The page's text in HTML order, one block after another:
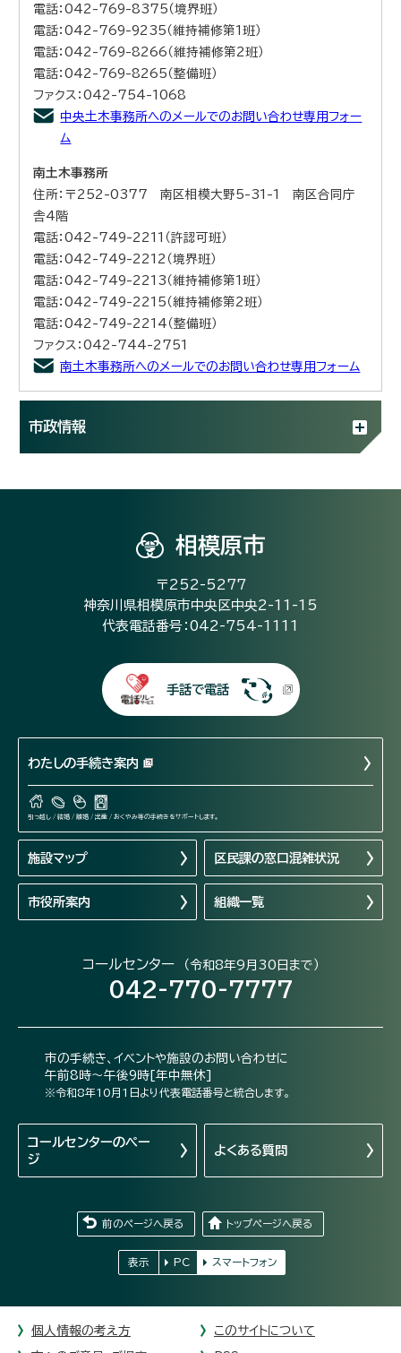
電話：042-769-8375（境界班）
電話：042-769-9235（維持補修第1班）
電話：042-769-8266（維持補修第2班）
電話：042-769-8265（整備班）
ファクス：042-754-1068
中央土木事務所へのメールでのお問い合わせ専用フォー
ム
南土木事務所
住所：〒252-0377 南区相模大野5-31-1 南区合同庁
舎4階
電話：042-749-2211（許認可班）
電話：042-749-2212（境界班）
電話：042-749-2213（維持補修第1班）
電話：042-749-2215（維持補修第2班）
電話：042-749-2214（整備班）
ファクス：042-744-2751
南土木事務所へのメールでのお問い合わせ専用フォーム
市政情報
相模原市
〒252-5277
神奈川県相模原市中央区中央2-11-15
代表電話番号：042-754-1111
手話で電話
わたしの手続き案内
引っ越し / 結婚 / 離婚 / 出産 / おくやみ等の手続きをサポートします。
施設マップ 区民課の窓口混雑状況
市役所案内 組織一覧
コールセンター （令和8年9月30日まで）
042-770-7777
市の手続き、イベントや施設のお問い合わせに
午前8時～午後9時[年中無休]
※令和8年10月1日より代表電話番号と統合します。
コールセンターのペー
ジ
よくある質問
前のページへ戻る トップページへ戻る
表示 PC スマートフォン
個人情報の考え方 このサイトについて